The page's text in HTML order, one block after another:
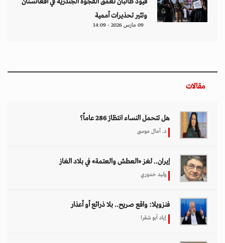
وتثير تحذيرات أممية
09 مارس 2026 - 14:09
مقالات
هل تتحمل النساء انتظارَ 286 عاماً؟
د. آمال موسى
إيران.. لغز «العطش والعتمة» في بلاد الغاز
وليد خدوري
فنزويلا: واقع صريح.. بلا ذرائع أو أعذار
إياد أبو شقرا